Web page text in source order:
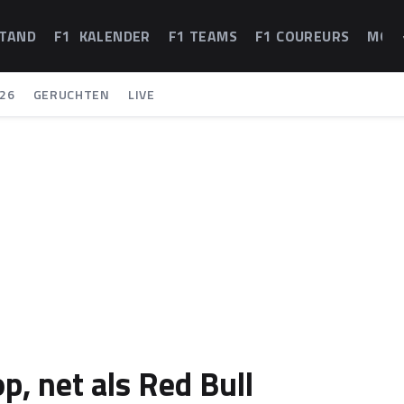
F1 KALENDER F1 TEAMS F1 COUREURS
GERUCHTEN LIVE
net als Red Bull